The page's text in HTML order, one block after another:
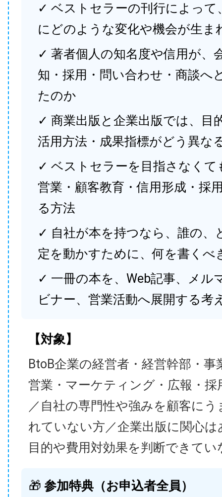
✓ ベストセラーの刊行によって
にどのような変化や機会が生ま
✓ 著者個人の知名度や信用が、
知・採用・問い合わせ・商談へ
たのか
✓ 商業出版と企業出版では、目
活用方法・成果指標がどう異な
✓ ベストセラーを目指さなくて
営業・顧客教育・信用形成・採
る方法
✓ 自社が本を持つなら、誰の、
定を動かすために、何を書くべ
✓ 一冊の本を、Web記事、メル
ビナー、営業活動へ展開する考
【対象】
BtoB企業の経営者・経営幹部・事
営業・マーケティング・広報・採
／自社の専門性や強みを顧客に
れていない方／企業出版に関心
目的や費用対効果を判断できてい
🎁 参加特典（お申込者全員）